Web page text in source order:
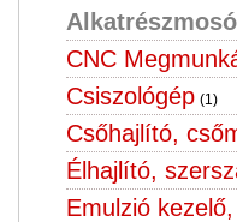
Alkatrészmosó
CNC
Csiszológép (1)
Csőhajlító,
Élhajlító,
Emulzió